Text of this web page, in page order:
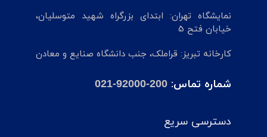
نمایشگاه تهران: ابتدای بزرگراه شهید متوسلیان،
خیابان فتح 5
کارخانه تبریز: قراملک، جنب دانشگاه صنایع و معادن
شماره تماس: 021-92000-200
دسترسی سریع